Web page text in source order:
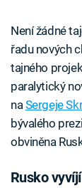
Není žádné
řadu nových
tajného
paralytický
na Sergeje
bývalého
obviněna
Rusko